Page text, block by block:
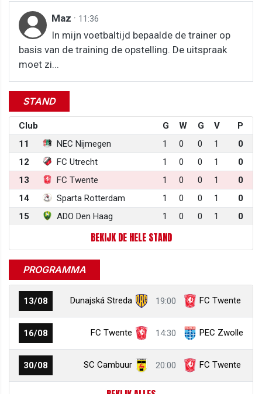
Maz · 11:36
In mijn voetbaltijd bepaalde de trainer op
basis van de training de opstelling. De uitspraak
moet zi...
STAND
Club G W G V
P
11
NEC Nijmegen 1 0 0 1
0
12
FC Utrecht 1 0 0 1
0
13
FC Twente 1 0 0 1
0
14
Sparta Rotterdam 1 0 0 1
0
15
ADO Den Haag 1 0 0 1 0
BEKIJK DE HELE STAND
PROGRAMMA
13/08 Dunajská Streda 19:00 FC Twente
16/08 FC Twente 14:30 PEC Zwolle
30/08 SC Cambuur 20:00 FC Twente